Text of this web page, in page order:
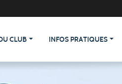
CLUB INFOS PRATIQUES